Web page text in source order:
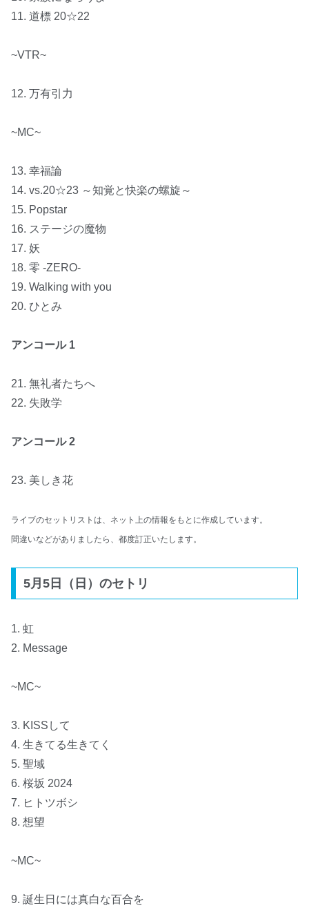
11. 道標 20☆22
~VTR~
12. 万有引力
~MC~
13. 幸福論
14. vs.20☆23 ～知覚と快楽の螺旋～
15. Popstar
16. ステージの魔物
17. 妖
18. 零 -ZERO-
19. Walking with you
20. ひとみ
アンコール 1
21. 無礼者たちへ
22. 失敗学
アンコール 2
23. 美しき花
ライブのセットリストは、ネット上の情報をもとに作成しています。
間違いなどがありましたら、都度訂正いたします。
5月5日（日）のセトリ
1. 虹
2. Message
~MC~
3. KISSして
4. 生きてる生きてく
5. 聖域
6. 桜坂 2024
7. ヒトツボシ
8. 想望
~MC~
9. 誕生日には真白な百合を